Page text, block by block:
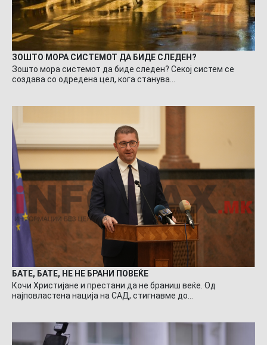
ЗОШТО МОРА СИСТЕМОТ ДА БИДЕ СЛЕДЕН?
Зошто мора системот да биде следен? Секој систем се
создава со одредена цел, кога станува…
БАТЕ, БАТЕ, НЕ НЕ БРАНИ ПОВЕЌЕ
Кочи Христијане и престани да не браниш веќе. Од
најповластена нација на САД, стигнавме до…